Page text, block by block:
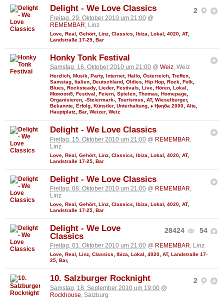
2
Delight - We Love Classics
Freitag, 29. Oktober 2010 um 21:00 @
REMEMBAR, Linz
Love Real Gehört, Linz Classics Ibiza Lokal 4020 AT,
Landstraße 17-25 Bar
Honky Tonk Festival
Samstag, 16. Oktober 2010 um 21:00 @ Weiz, Weiz
Herzlich, Musik, Party, Internet, Hallo, Österreich, Treffen,
Samstag, Italien, Deutschland, Oldies, Hip Hop, Rock, Folk,
Blues, Rocksteady, Lieder, Festivals, Live, Hören, Lokal,
Мαяσσи5, Festival, Feiern, Spielen, Thomas, Homepage,
Organisieren, -Steiermark-, Tourismus, AT, Wieselburger,
Bekannte, Erfolg, Künstler, Unterhaltung, ♦ Ңөηба 2000, Alte,
Hauptplatz, Bar, Weizer, Weiz
Delight - We Love Classics
Freitag, 15. Oktober 2010 um 21:00 @ REMEMBAR
Linz
Love Real Gehört, Linz Classics Ibiza Lokal 4020 AT,
Landstraße 17-25 Bar
Delight - We Love Classics
Freitag, 08. Oktober 2010 um 21:00 @ REMEMBAR,
Linz
Love Real Gehört, Linz Classics Ibiza Lokal 4020 AT,
Landstraße 17-25 Bar
28424 54
Delight - We Love
Classics
Freitag, 01. Oktober 2010 um 21:00 @ REMEMBAR, Linz
Love, Real, Linz, Classics, Ibiza, Lokal, 4020, AT, Landstraße 17-
25, Bar,
2
10. Salzburger Rocknight
Samstag, 18. September 2010 um 19:00 @
Rockhouse , Salzburg